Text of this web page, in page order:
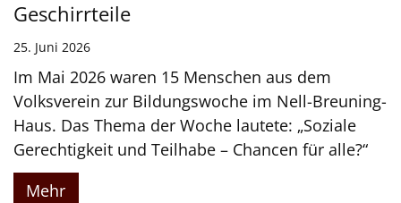
Geschirrteile
25. Juni 2026
Im Mai 2026 waren 15 Menschen aus dem
Volksverein zur Bildungswoche im Nell-Breuning-
Haus. Das Thema der Woche lautete: „Soziale
Gerechtigkeit und Teilhabe – Chancen für alle?“
Mehr